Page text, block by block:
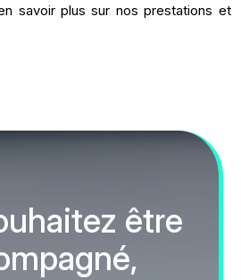
savoir plus sur nos prestations et
être